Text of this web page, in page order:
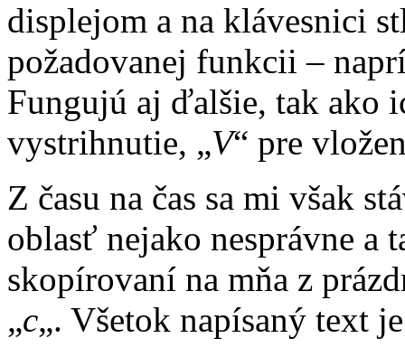
displejom a na klávesnici
požadovanej funkcii –
Fungujú aj ďalšie, tak ako
vystrihnutie, „V“ pre
Z času na čas sa mi však
oblasť nejako nesprávne a
skopírovaní na mňa z
„c„. Všetok napísaný text